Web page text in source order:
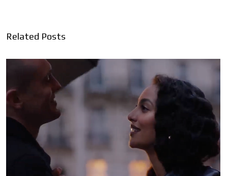
Related Posts